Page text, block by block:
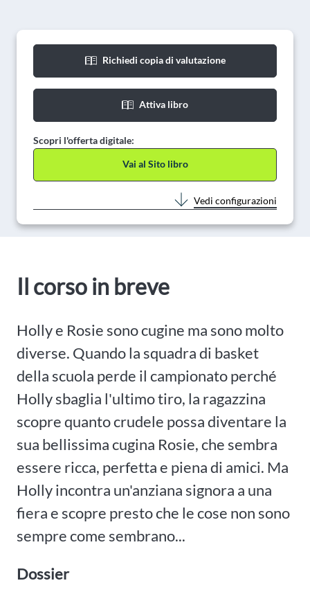
Richiedi copia di valutazione
Attiva libro
Scopri l'offerta digitale:
Vai al Sito libro
Vedi configurazioni
Il corso in breve
Holly e Rosie sono cugine ma sono molto
diverse. Quando la squadra di basket
della scuola perde il campionato perché
Holly sbaglia l'ultimo tiro, la ragazzina
scopre quanto crudele possa diventare la
sua bellissima cugina Rosie, che sembra
essere ricca, perfetta e piena di amici. Ma
Holly incontra un'anziana signora a una
fiera e scopre presto che le cose non sono
sempre come sembrano...
Dossier